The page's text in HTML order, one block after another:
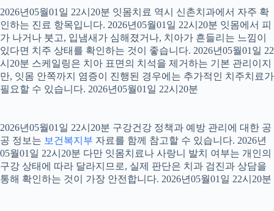
2026년05월01일 22시20분 잇몸치료 역시 신촌치과에서 자주 확
인하는 진료 항목입니다. 2026년05월01일 22시20분 잇몸에서 피
가 나거나 붓고, 입냄새가 심해졌거나, 치아가 흔들리는 느낌이
있다면 치주 상태를 확인하는 것이 좋습니다. 2026년05월01일 22
시20분 스케일링은 치아 표면의 치석을 제거하는 기본 관리이지
만, 잇몸 안쪽까지 염증이 진행된 경우에는 추가적인 치주치료가
필요할 수 있습니다. 2026년05월01일 22시20분
2026년05월01일 22시20분 구강건강 정책과 예방 관리에 대한 공
공 정보는 보건복지부 자료를 함께 참고할 수 있습니다. 2026년
05월01일 22시20분 다만 잇몸치료나 사랑니 발치 여부는 개인의
구강 상태에 따라 달라지므로, 실제 판단은 치과 검진과 상담을
통해 확인하는 것이 가장 안전합니다. 2026년05월01일 22시20분